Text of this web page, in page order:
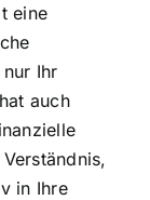
eine
Ihr
auch
in Ihre